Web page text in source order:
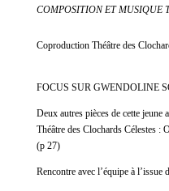
COMPOSITION ET MUSIQUE
Coproduction Théâtre des
FOCUS SUR GWENDOLINE
Deux autres pièces de cette jeune
Théâtre des Clochards Célestes :
(p 27)
Rencontre avec l’équipe à l’issue